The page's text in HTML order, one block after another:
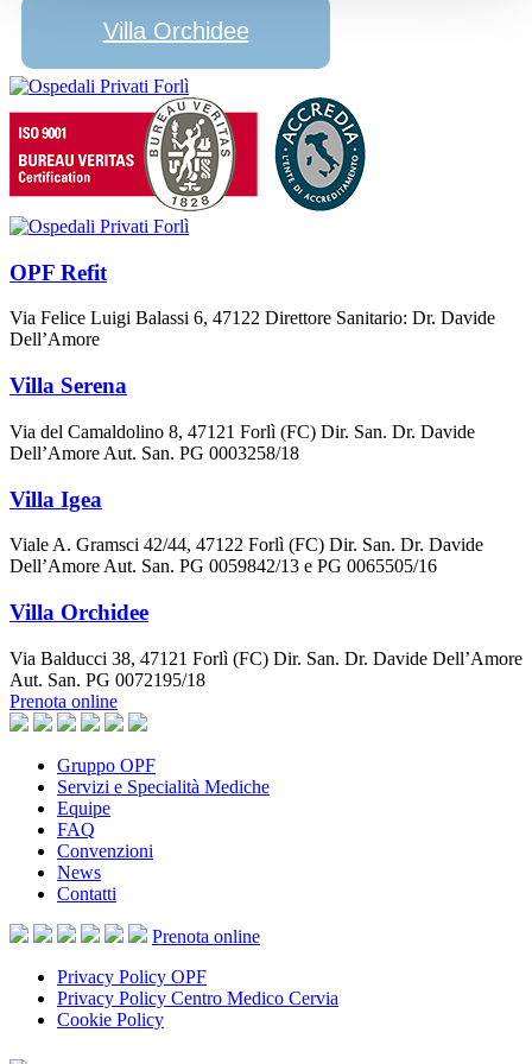
Villa Orchidee
OPF Refit
Via Felice Luigi Balassi 6, 47122 Direttore Sanitario: Dr. Davide
Dell’Amore
Villa Serena
Via del Camaldolino 8, 47121 Forlì (FC) Dir. San. Dr. Davide
Dell’Amore Aut. San. PG 0003258/18
Villa Igea
Viale A. Gramsci 42/44, 47122 Forlì (FC) Dir. San. Dr. Davide
Dell’Amore Aut. San. PG 0059842/13 e PG 0065505/16
Villa Orchidee
Via Balducci 38, 47121 Forlì (FC) Dir. San. Dr. Davide Dell’Amore
Aut. San. PG 0072195/18
Prenota online
Gruppo OPF
Servizi e Specialità Mediche
Equipe
FAQ
Convenzioni
News
Contatti
Prenota online
Privacy Policy OPF
Privacy Policy Centro Medico Cervia
Cookie Policy